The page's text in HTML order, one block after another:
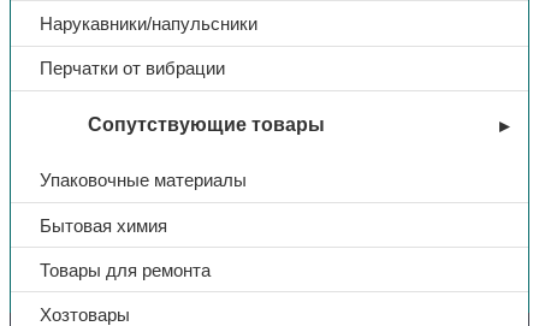
Нарукавники/напульсники
Перчатки от вибрации
Сопутствующие товары
Упаковочные материалы
Бытовая химия
Товары для ремонта
Хозтовары
Вы недавно смотрели